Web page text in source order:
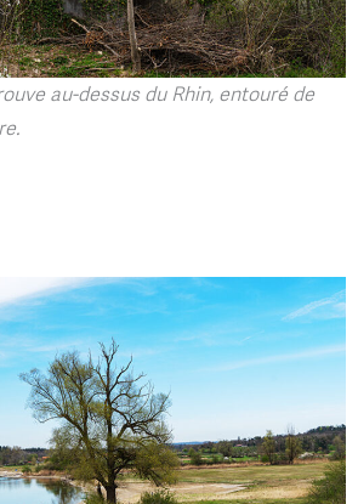
au-dessus du Rhin, entouré de